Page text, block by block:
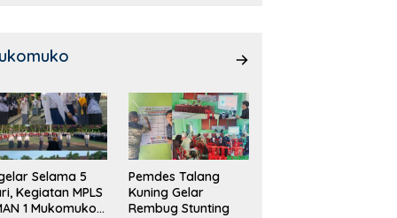
Selama 5
Kegiatan MPLS
1 Mukomuko
Pemdes Talang
Kuning Gelar
Rembug Stunting